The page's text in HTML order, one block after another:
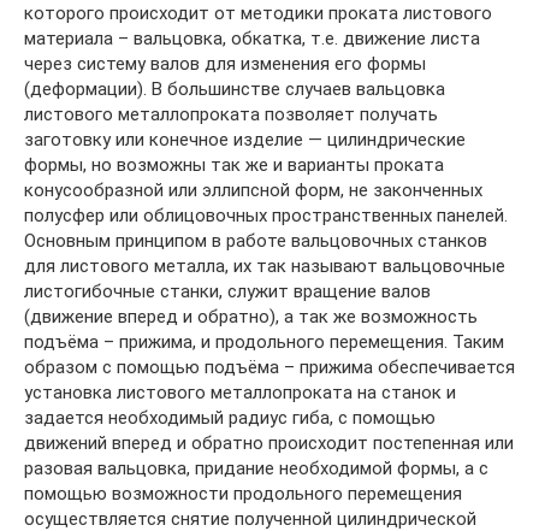
которого происходит от методики проката листового
материала – вальцовка, обкатка, т.е. движение листа
через систему валов для изменения его формы
(деформации). В большинстве случаев вальцовка
листового металлопроката позволяет получать
заготовку или конечное изделие — цилиндрические
формы, но возможны так же и варианты проката
конусообразной или эллипсной форм, не законченных
полусфер или облицовочных пространственных панелей.
Основным принципом в работе вальцовочных станков
для листового металла, их так называют вальцовочные
листогибочные станки, служит вращение валов
(движение вперед и обратно), а так же возможность
подъёма – прижима, и продольного перемещения. Таким
образом с помощью подъёма – прижима обеспечивается
установка листового металлопроката на станок и
задается необходимый радиус гиба, с помощью
движений вперед и обратно происходит постепенная или
разовая вальцовка, придание необходимой формы, а с
помощью возможности продольного перемещения
осуществляется снятие полученной цилиндрической